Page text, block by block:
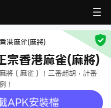
港麻雀(麻將)
宗香港麻雀(麻將)
將（麻雀）！三番起胡，計番
！
APK安裝檔